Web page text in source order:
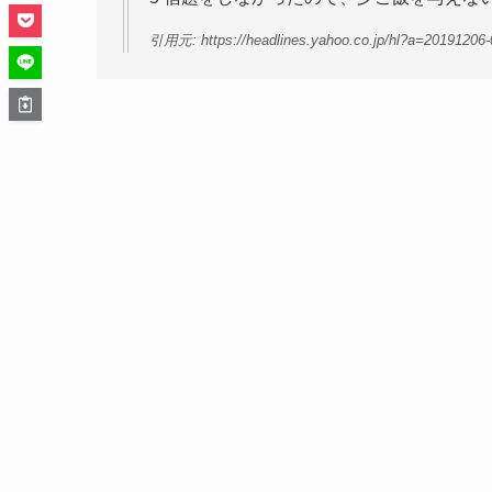
引用元: https://headlines.yahoo.co.jp/